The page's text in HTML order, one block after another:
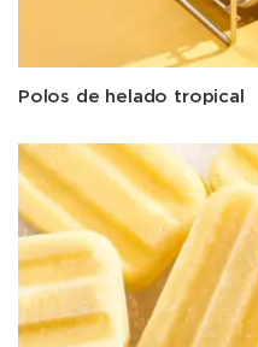
Polos de helado tropical